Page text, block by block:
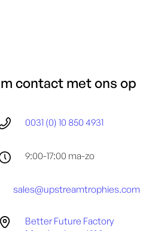
contact met ons op
0031 (0) 10 850 4931
9:00-17:00 ma-zo
sales@upstreamtrophies.com
Better Future Factory